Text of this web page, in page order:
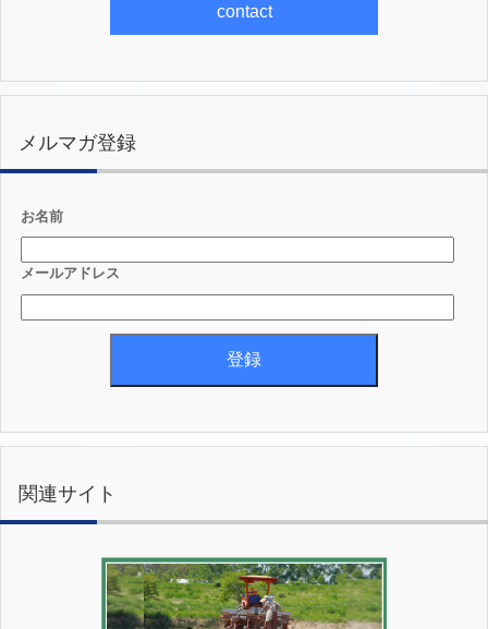
contact
メルマガ登録
お名前
メールアドレス
関連サイト